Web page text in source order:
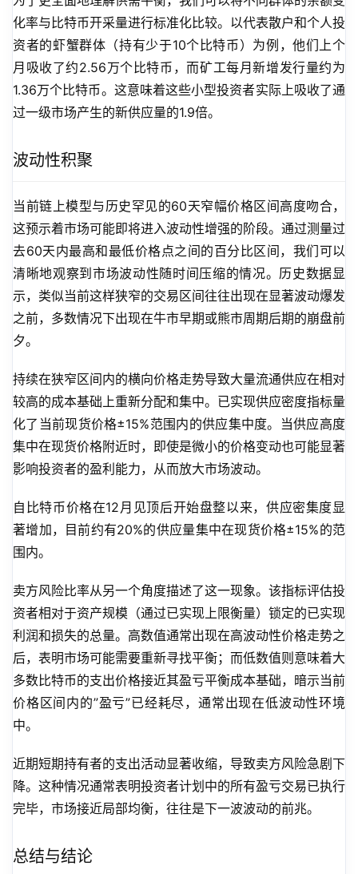
化率与比特币开采量进行标准化比较。以代表散户和个人投
资者的虾蟹群体（持有少于10个比特币）为例，他们上个
月吸收了约2.56万个比特币，而矿工每月新增发行量约为
1.36万个比特币。这意味着这些小型投资者实际上吸收了通
过一级市场产生的新供应量的1.9倍。
波动性积聚
当前链上模型与历史罕见的60天窄幅价格区间高度吻合，
这预示着市场可能即将进入波动性增强的阶段。通过测量过
去60天内最高和最低价格点之间的百分比区间，我们可以
清晰地观察到市场波动性随时间压缩的情况。历史数据显
示，类似当前这样狭窄的交易区间往往出现在显著波动爆发
之前，多数情况下出现在牛市早期或熊市周期后期的崩盘前
夕。
持续在狭窄区间内的横向价格走势导致大量流通供应在相对
较高的成本基础上重新分配和集中。已实现供应密度指标量
化了当前现货价格±15%范围内的供应集中度。当供应高度
集中在现货价格附近时，即使是微小的价格变动也可能显著
影响投资者的盈利能力，从而放大市场波动。
自比特币价格在12月见顶后开始盘整以来，供应密集度显
著增加，目前约有20%的供应量集中在现货价格±15%的范
围内。
卖方风险比率从另一个角度描述了这一现象。该指标评估投
资者相对于资产规模（通过已实现上限衡量）锁定的已实现
利润和损失的总量。高数值通常出现在高波动性价格走势之
后，表明市场可能需要重新寻找平衡；而低数值则意味着大
多数比特币的支出价格接近其盈亏平衡成本基础，暗示当前
价格区间内的”盈亏”已经耗尽，通常出现在低波动性环境
中。
近期短期持有者的支出活动显著收缩，导致卖方风险急剧下
降。这种情况通常表明投资者计划中的所有盈亏交易已执行
完毕，市场接近局部均衡，往往是下一波波动的前兆。
总结与结论